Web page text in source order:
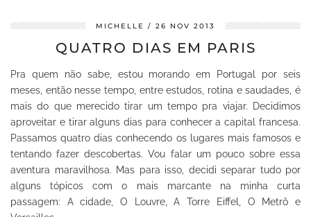
MICHELLE 26 NOV 2013
QUATRO DIAS EM PARIS
Pra quem não sabe, estou morando em Portugal por seis
meses, então nesse tempo, entre estudos, rotina e saudades, é
mais do que merecido tirar um tempo pra viajar. Decidimos
aproveitar e tirar alguns dias para conhecer a capital francesa.
Passamos quatro dias conhecendo os lugares mais famosos e
tentando fazer descobertas. Vou falar um pouco sobre essa
aventura maravilhosa. Mas para isso, decidi separar tudo por
alguns tópicos com o mais marcante na minha curta
passagem: A cidade, O Louvre, A Torre Eiffel, O Metrô e